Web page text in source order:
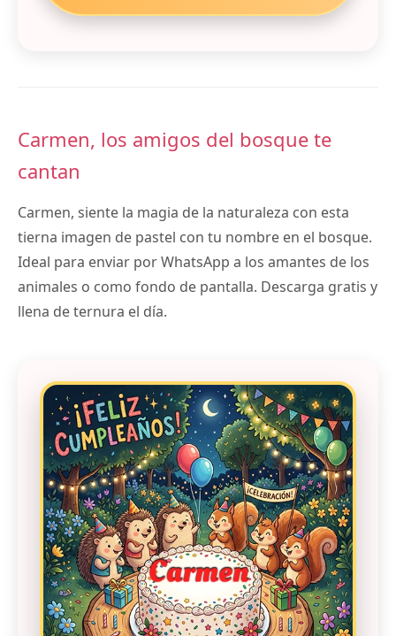
Carmen, los amigos del bosque te
cantan
Carmen, siente la magia de la naturaleza con esta
tierna imagen de pastel con tu nombre en el bosque.
Ideal para enviar por WhatsApp a los amantes de los
animales o como fondo de pantalla. Descarga gratis y
llena de ternura el día.